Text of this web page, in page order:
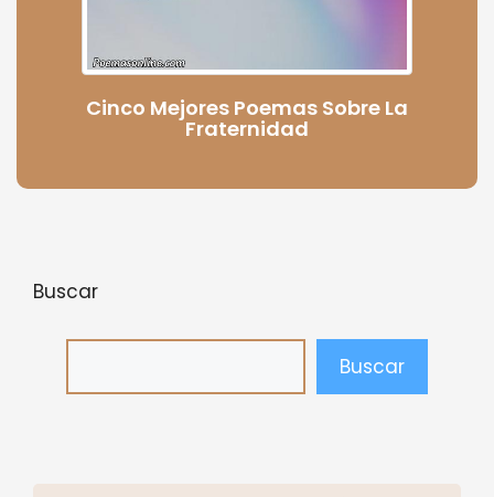
Cinco Mejores Poemas Sobre La
Fraternidad
Buscar
Buscar